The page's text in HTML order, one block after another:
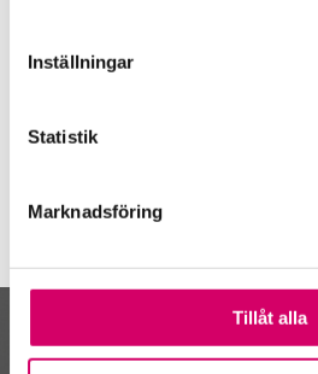
Inställningar
Statistik
Marknadsföring
Tillåt alla
Öppet brev till Myndigheten
Kalendarium